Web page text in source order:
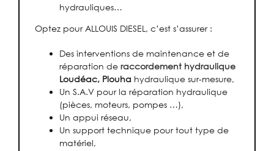
hydrauliques…
Optez pour ALLOUIS DIESEL, c’est s’assurer :
Des interventions de maintenance et de
réparation de raccordement hydraulique
Loudéac, Plouha hydraulique sur-mesure,
Un S.A.V pour la réparation hydraulique
(pièces, moteurs, pompes …),
Un appui réseau,
Un support technique pour tout type de
matériel,